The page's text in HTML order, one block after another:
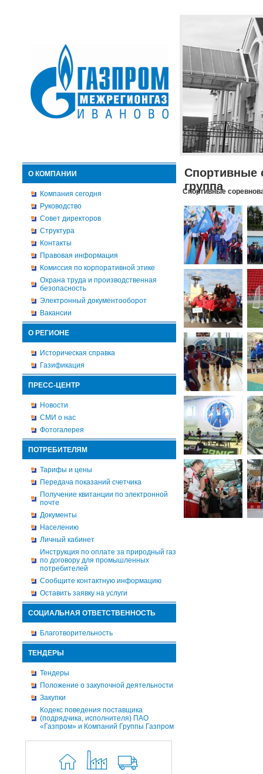
О КОМПАНИИ
Компания сегодня
Руководство
Совет директоров
Структура
Контакты
Правовая информация
Комиссия по корпоративной этике
Охрана труда и производственная
безопасность
Электронный документооборот
Вакансии
О РЕГИОНЕ
Историческая справка
Газификация
ПРЕСС-ЦЕНТР
Новости
СМИ о нас
Фотогалерея
ПОТРЕБИТЕЛЯМ
Тарифы и цены
Передача показаний счетчика
Получение квитанции по электронной
почте
Документы
Населению
Личный кабинет
Инструкция по оплате за природный газ
по договору для промышленных
потребителей
Сообщите контактную информацию
Оставить заявку на услуги
СОЦИАЛЬНАЯ ОТВЕТСТВЕННОСТЬ
Благотворительность
ТЕНДЕРЫ
Тендеры
Положение о закупочной деятельности
Закупки
Кодекс поведения поставщика
(подрядчика, исполнителя) ПАО
«Газпром» и Компаний Группы Газпром
Спортивные
группа
Спортивные